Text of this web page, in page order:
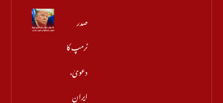
صدر
ٹرمپ کا
دعویٰ،
ایران